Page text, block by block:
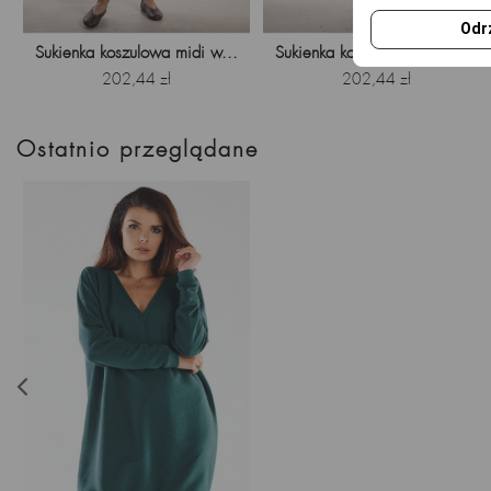
Sukienka koszulowa midi w...
Cena
202,44 zł
Sukienka koszulowa midi w...
Cena
202,44 zł
Ostatnio przeglądane